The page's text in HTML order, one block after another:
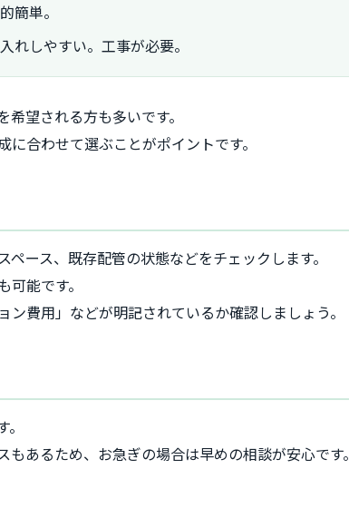
簡単。
れしやすい。工事が必要。
望される方も多いです。
合わせて選ぶことがポイントです。
ース、既存配管の状態などをチェックします。
能です。
費用」などが明記されているか確認しましょう。
あるため、お急ぎの場合は早めの相談が安心です。